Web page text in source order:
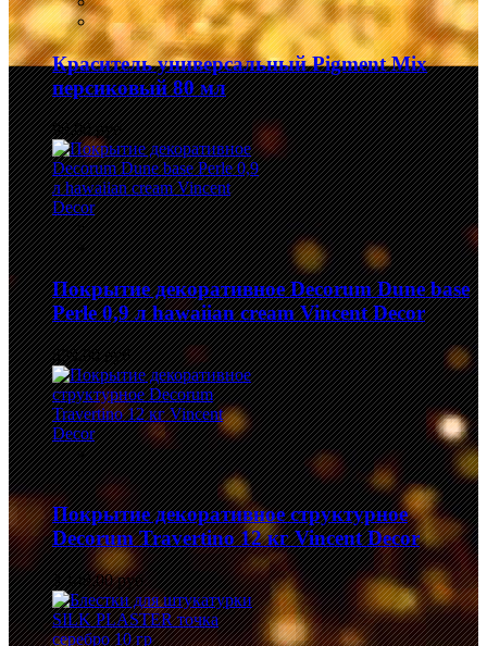
Краситель универсальный Pigment Mix
персиковый 80 мл
99,00 руб.
Покрытие декоративное Decorum Dune base
Perle 0,9 л hawaiian cream Vincent Decor
839,00 руб.
Покрытие декоративное структурное
Decorum Travertino 12 кг Vincent Decor
3 149,00 руб.